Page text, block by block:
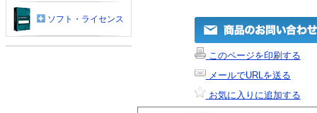
このページを印刷する
メールでURLを送る
お気に入りに追加する
ソフト・ライセンス